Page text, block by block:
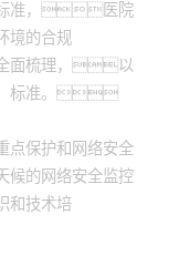
标准，医院
境的合规
面梳理，以
）标准。
保护和网络安全
的网络安全监控
和技术培